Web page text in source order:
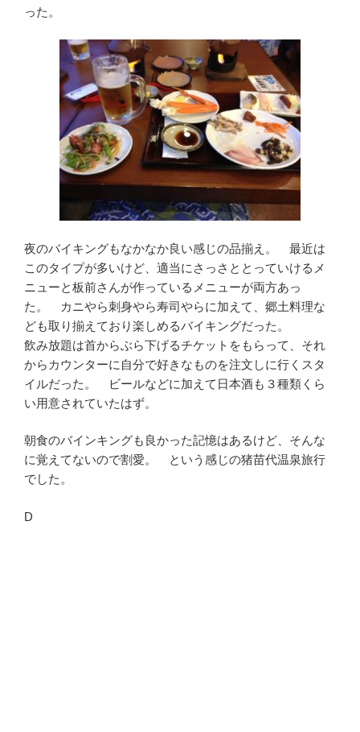
った。
夜のバイキングもなかなか良い感じの品揃え。 最近は
このタイプが多いけど、適当にさっさととっていけるメ
ニューと板前さんが作っているメニューが両方あっ
た。 カニやら刺身やら寿司やらに加えて、郷土料理な
ども取り揃えており楽しめるバイキングだった。
飲み放題は首からぶら下げるチケットをもらって、それ
からカウンターに自分で好きなものを注文しに行くスタ
イルだった。 ビールなどに加えて日本酒も３種類くら
い用意されていたはず。
朝食のバインキングも良かった記憶はあるけど、そんな
に覚えてないので割愛。 という感じの猪苗代温泉旅行
でした。
D